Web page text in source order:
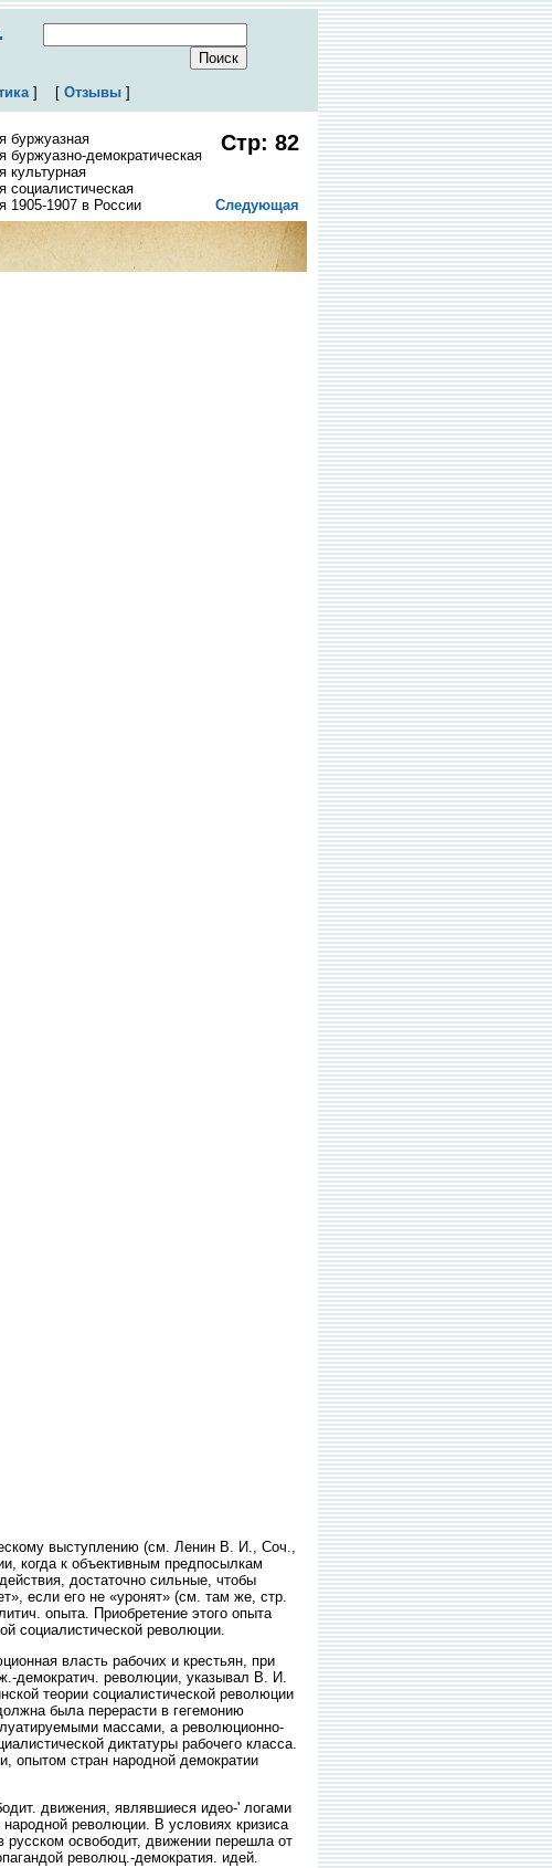
] [ Отзывы]
буржуазная
буржуазно-демократическая
культурная
социалистическая
1905-1907 в России
Стр: 82
Следующая
выступлению (см. Ленин В. И., Соч.,
когда к объективным предпосылкам
достаточно сильные, чтобы
если его не «уронят» (см. там же, стр.
опыта. Приобретение этого опыта
социалистической революции.
власть рабочих и крестьян, при
демократич. революции, указывал В. И.
теории социалистической революции
была перерасти в гегемонию
массами, а революционно-
диктатуры рабочего класса.
опытом стран народной демократии
движения, являвшиеся идео-' логами
революции. В условиях кризиса
русском освободит, движении перешла от
революц.-демократия. идей.